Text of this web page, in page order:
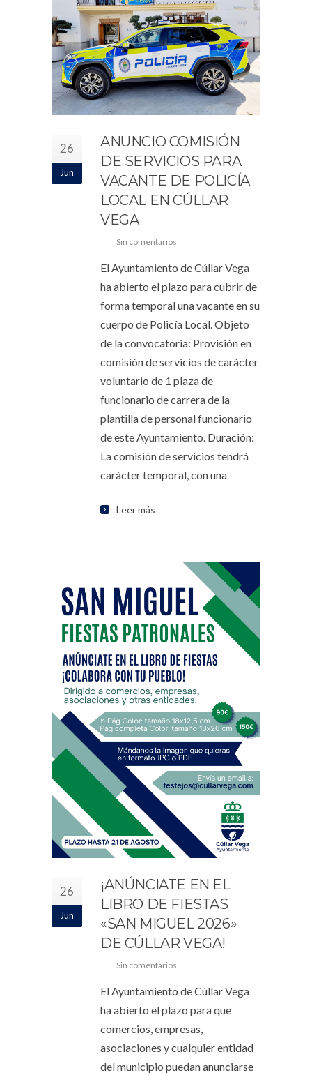
26
Jun
ANUNCIO COMISIÓN
DE SERVICIOS PARA
VACANTE DE POLICÍA
LOCAL EN CÚLLAR
VEGA
Sin comentarios
El Ayuntamiento de Cúllar Vega
ha abierto el plazo para cubrir de
forma temporal una vacante en su
cuerpo de Policía Local. Objeto
de la convocatoria: Provisión en
comisión de servicios de carácter
voluntario de 1 plaza de
funcionario de carrera de la
plantilla de personal funcionario
de este Ayuntamiento. Duración:
La comisión de servicios tendrá
carácter temporal, con una
Leer más
26
Jun
¡ANÚNCIATE EN EL
LIBRO DE FIESTAS
«SAN MIGUEL 2026»
DE CÚLLAR VEGA!
Sin comentarios
El Ayuntamiento de Cúllar Vega
ha abierto el plazo para que
comercios, empresas,
asociaciones y cualquier entidad
del municipio puedan anunciarse